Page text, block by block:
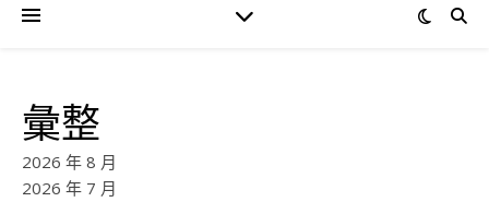
彙整
2026 年 8 月
2026 年 7 月